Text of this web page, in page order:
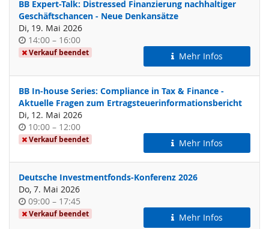
BB Expert-Talk: Distressed Finanzierung nachhaltiger
Geschäftschancen - Neue Denkansätze
Di, 19. Mai 2026
Uhrzeit
14:00 –bis
16:00
Verkauf beendet Mehr Infos
BB In-house Series: Compliance in Tax & Finance -
Aktuelle Fragen zum Ertragsteuerinformationsbericht
Di, 12. Mai 2026
Uhrzeit
10:00 –bis
12:00
Verkauf beendet Mehr Infos
Deutsche Investmentfonds-Konferenz 2026
Do, 7. Mai 2026
Uhrzeit
09:00 –bis
17:45
Verkauf beendet Mehr Infos